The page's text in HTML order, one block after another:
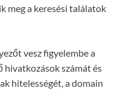
meg a keresési találatok
vesz figyelembe a
hivatkozások számát és
hitelességét, a domain